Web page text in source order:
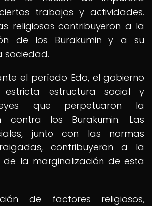
trabajos y actividades.
religiosas contribuyeron a la
de los Burakumin y a su
sociedad.
el período Edo, el gobierno
estricta estructura social y
que perpetuaron la
contra los Burakumin. Las
junto con las normas
contribuyeron a la
de la marginalización de esta
de factores religiosos,